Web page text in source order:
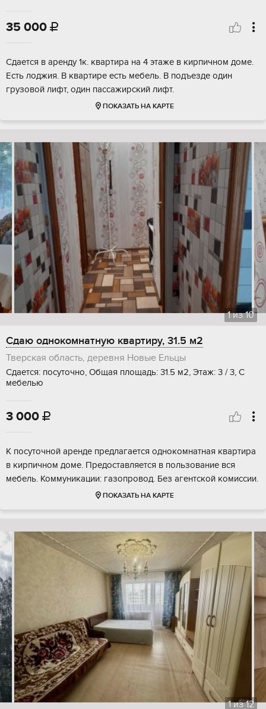
35 000 
Сдается в аренду 1к. квартира на 4 этаже в кирпичном доме.
Есть лоджия. В квартире есть мебель. В подъезде один
грузовой лифт, один пассажирский лифт.
ПОКАЗАТЬ НА КАРТЕ
1из10
Сдаю однокомнатную квартиру, 31.5 м2
Тверская область, деревня Новые Ельцы
Сдается: посуточно, Общая площадь: 31.5 м2, Этаж: 3 / 3, С
мебелью
3 000 
К посуточной аренде предлагается однокомнатная квартира
в кирпичном доме. Предоставляется в пользование вся
мебель. Коммуникации: газопровод. Без агентской комиссии.
ПОКАЗАТЬ НА КАРТЕ
1из12